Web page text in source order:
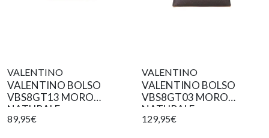
VALENTINO
VALENTINO BOLSO
VBS8GT13 MORO
NATURALE
89,95€
VALENTINO
VALENTINO BOLSO
VBS8GT03 MORO
NATURALE
129,95€